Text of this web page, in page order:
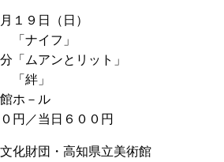
１９日（日）
イフ」
ムアンとリット」
」
ホ－ル
円／当日６００円
化財団・高知県立美術館